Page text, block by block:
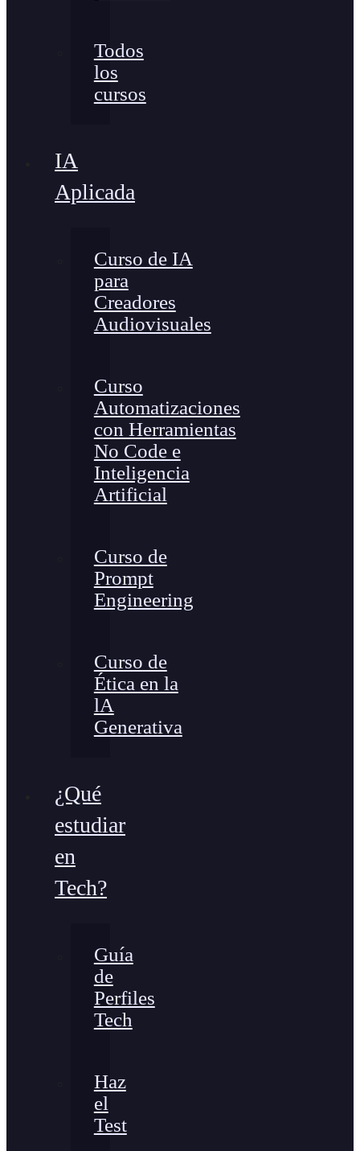
Todos
los
cursos
IA
Aplicada
Curso de IA
para
Creadores
Audiovisuales
Curso
Automatizaciones
con Herramientas
No Code e
Inteligencia
Artificial
Curso de
Prompt
Engineering
Curso de
Ética en la
lA
Generativa
¿Qué
estudiar
en
Tech?
Guía
de
Perfiles
Tech
Haz
el
Test